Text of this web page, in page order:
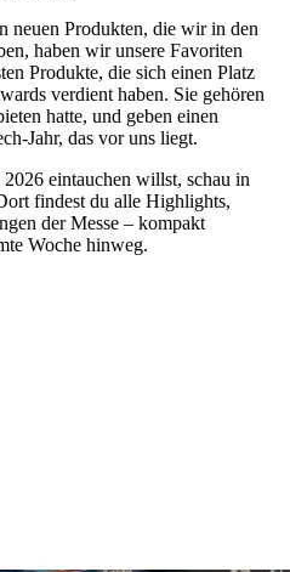
neuen Produkten, die wir in den
haben wir unsere Favoriten
Produkte, die sich einen Platz
verdient haben. Sie gehören
hatte, und geben einen
Jahr, das vor uns liegt.
eintauchen willst, schau in
findest du alle Highlights,
der Messe – kompakt
Woche hinweg.